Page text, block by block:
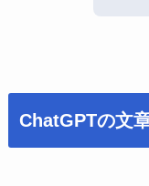
ChatGPTの文